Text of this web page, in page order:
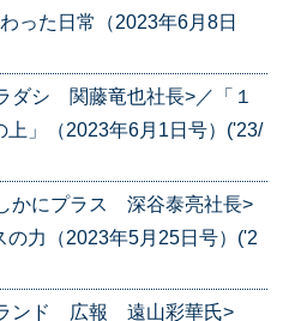
った日常（2023年6月8日
ダシ 関藤竜也社長>／「１
上」（2023年6月1日号）('23/
かにプラス 深谷泰亮社長>
の力（2023年5月25日号）('2
ランド 広報 遠山彩華氏>